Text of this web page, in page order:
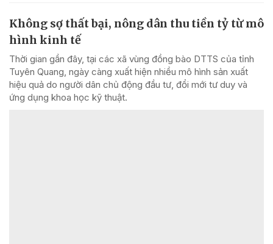
Không sợ thất bại, nông dân thu tiền tỷ từ mô
hình kinh tế
Thời gian gần đây, tại các xã vùng đồng bào DTTS của tỉnh
Tuyên Quang, ngày càng xuất hiện nhiều mô hình sản xuất
hiệu quả do người dân chủ động đầu tư, đổi mới tư duy và
ứng dụng khoa học kỹ thuật.